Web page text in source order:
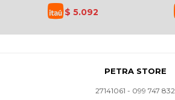
$ 5.092
PETRA STORE
27141061 - 099 747 832